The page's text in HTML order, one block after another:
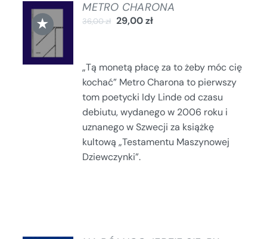
★
DODAJ
DO
KOSZYKA
/
SZCZEGÓŁY
METRO CHARONA
36,00zł 29,00zł
„Tą monetą płacę za to żeby móc cię
kochać” Metro Charona to pierwszy
tom poetycki Idy Linde od czasu
debiutu, wydanego w 2006 roku i
uznanego w Szwecji za książkę
kultową „Testamentu Maszynowej
Dziewczynki”.